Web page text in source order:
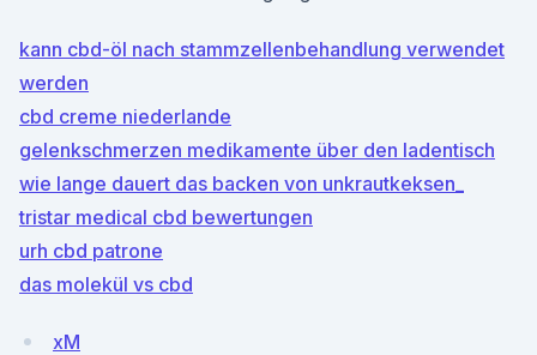
kann cbd-öl nach stammzellenbehandlung verwendet
werden
cbd creme niederlande
gelenkschmerzen medikamente über den ladentisch
wie lange dauert das backen von unkrautkeksen_
tristar medical cbd bewertungen
urh cbd patrone
das molekül vs cbd
xM